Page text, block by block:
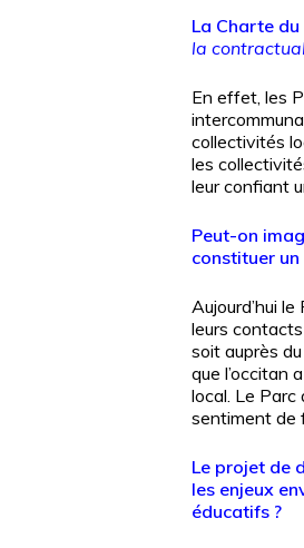
La Charte
la
En effet, les
collectivités
les
leur confiant
Peut-on
constituer
Aujourd’hui
leurs
soit auprès
que l’occitan
local. Le Parc
sentiment de
Le projet de
les enjeux
éducatifs ?